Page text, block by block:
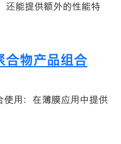
还能提供额外的性能特
合物产品组合
使用：在薄膜应用中提供